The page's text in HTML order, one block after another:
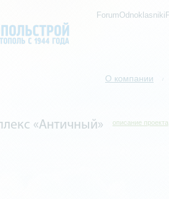
/
О компании
«Античный» описание проекта